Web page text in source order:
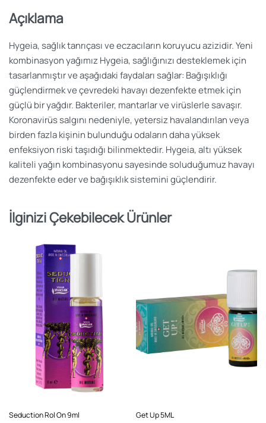
Açıklama
Hygeia, sağlık tanrıçası ve eczacıların koruyucu azizidir. Yeni
kombinasyon yağımız Hygeia, sağlığınızı desteklemek için
tasarlanmıştır ve aşağıdaki faydaları sağlar: Bağışıklığı
güçlendirmek ve çevredeki havayı dezenfekte etmek için
güçlü bir yağdır. Bakteriler, mantarlar ve virüslerle savaşır.
Koronavirüs salgını nedeniyle, yetersiz havalandırılan veya
birden fazla kişinin bulunduğu odaların daha yüksek
enfeksiyon riski taşıdığı bilinmektedir. Hygeia, altı yüksek
kaliteli yağın kombinasyonu sayesinde soluduğumuz havayı
dezenfekte eder ve bağışıklık sistemini güçlendirir.
İlginizi Çekebilecek Ürünler
Seduction Rol On 9ml Get Up 5ML